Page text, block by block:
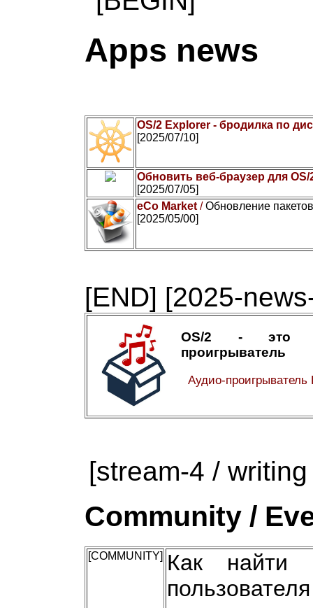
Apps news
OS/2 Explorer - бродилка по
[2025/07/10]
Обновить веб-браузер для OS/
[2025/07/05]
eCo Market /Обновление
[2025/05/00]
[END] [2025-
OS/2 - это
проигрыватель
Аудио-проигрыватель
[stream-4 /
Community /
[COMMUNITY] Как найти